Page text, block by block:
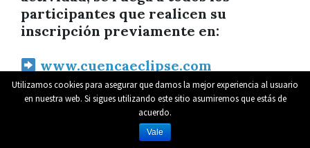
participantes que realicen su
inscripción previamente en:
www.cuencaeclipse.com
¡Os esperamos para disfrutar de una
experiencia única y descubrir el
universo de una forma diferente!
Utilizamos cookies para asegurar que damos la mejor experiencia al usuario
en nuestra web. Si sigues utilizando este sitio asumiremos que estás de
acuerdo.
Vale